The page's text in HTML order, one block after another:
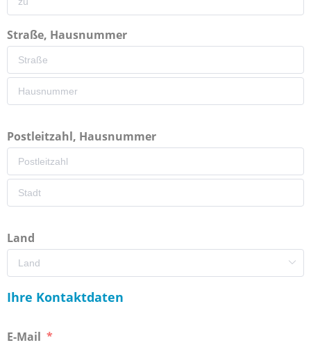
Straße, Hausnummer
Postleitzahl, Hausnummer
Land
Ihre Kontaktdaten
E-Mail